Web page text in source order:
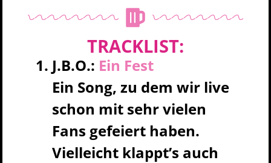
TRACKLIST:
J.B.O.: Ein Fest
Ein Song, zu dem wir live
schon mit sehr vielen
Fans gefeiert haben.
Vielleicht klappt’s auch